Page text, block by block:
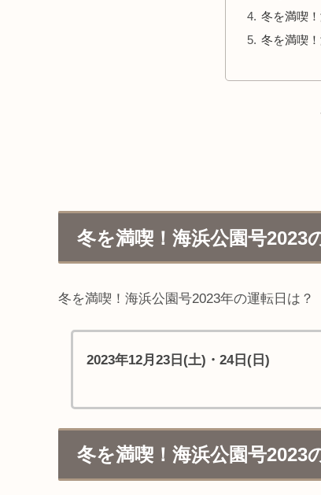
冬を満喫
冬を満喫
冬を満喫！海浜公園号2023
冬を満喫！海浜公園号2023年の運転日は？
2023年12月23日(土)・24日(日)
冬を満喫！海浜公園号2023